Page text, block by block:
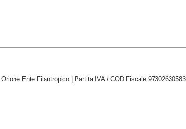
Orione Ente Filantropico | Partita IVA / COD Fiscale 97302630583